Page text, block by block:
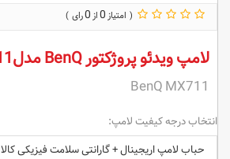
0
0
لامپ ویدئو پروژکتور BenQ مدلMX711
BenQ MX711
انتخاب درجه کیفیت لامپ:
حباب لامپ اریجینال + گارانتی سلامت فیزیکی کالا